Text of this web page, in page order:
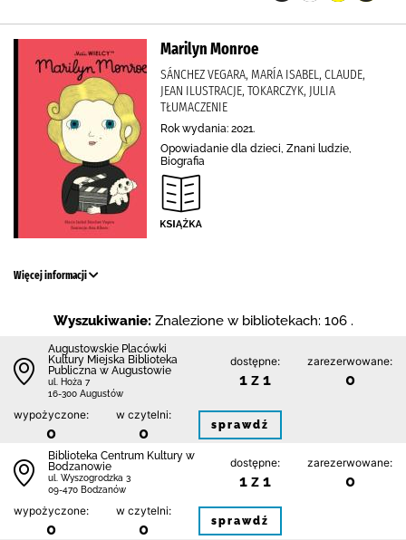
Marilyn Monroe
SÁNCHEZ VEGARA, MARÍA ISABEL, CLAUDE,
JEAN ILUSTRACJE, TOKARCZYK, JULIA
TŁUMACZENIE
Rok wydania: 2021.
Opowiadanie dla dzieci, Znani ludzie,
Biografia
Więcej informacji
Wyszukiwanie: Znalezione w bibliotekach: 106 .
Augustowskie Placówki
Kultury Miejska Biblioteka
Publiczna w Augustowie
ul. Hoża 7
16-300 Augustów
dostępne:
1 z 1
zarezerwowane:
0
wypożyczone:
0
w czytelni:
0 sprawdź
Biblioteka Centrum Kultury w
Bodzanowie
ul. Wyszogrodzka 3
09-470 Bodzanów
dostępne:
1 z 1
zarezerwowane:
0
wypożyczone:
0
w czytelni:
0 sprawdź